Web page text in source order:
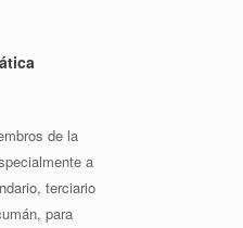
de la
a
terciario
para